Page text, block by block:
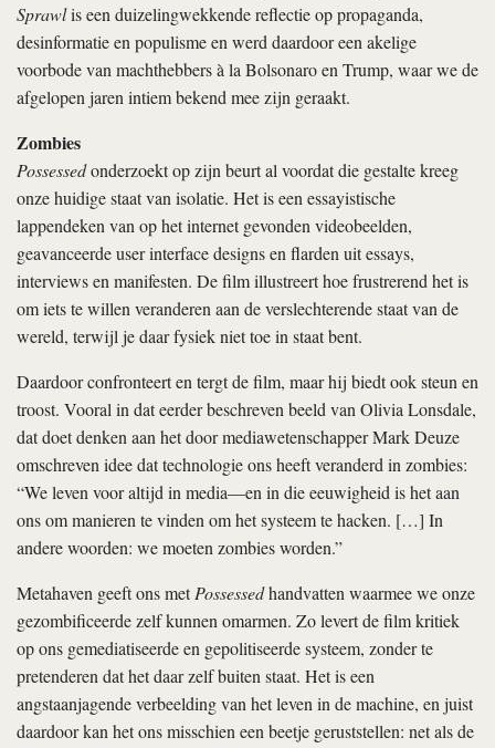
Sprawlis een duizelingwekkende reflectie op propaganda,
desinformatie en populisme en werd daardoor een akelige
voorbode van machthebbers à la Bolsonaro en Trump, waar we de
afgelopen jaren intiem bekend mee zijn geraakt.
Zombies
Possessedonderzoekt op zijn beurt al voordat die gestalte kreeg
onze huidige staat van isolatie. Het is een essayistische
lappendeken van op het internet gevonden videobeelden,
geavanceerde user interface designs en flarden uit essays,
interviews en manifesten. De film illustreert hoe frustrerend het is
om iets te willen veranderen aan de verslechterende staat van de
wereld, terwijl je daar fysiek niet toe in staat bent.
Daardoor confronteert en tergt de film, maar hij biedt ook steun en
troost. Vooral in dat eerder beschreven beeld van Olivia Lonsdale,
dat doet denken aan het door mediawetenschapper Mark Deuze
omschreven idee dat technologie ons heeft veranderd in zombies:
“We leven voor altijd in media—en in die eeuwigheid is het aan
ons om manieren te vinden om het systeem te hacken. […] In
andere woorden: we moeten zombies worden.”
Metahaven geeft ons metPossessedhandvatten waarmee we onze
gezombificeerde zelf kunnen omarmen. Zo levert de film kritiek
op ons gemediatiseerde en gepolitiseerde systeem, zonder te
pretenderen dat het daar zelf buiten staat. Het is een
angstaanjagende verbeelding van het leven in de machine, en juist
daardoor kan het ons misschien een beetje geruststellen: net als de